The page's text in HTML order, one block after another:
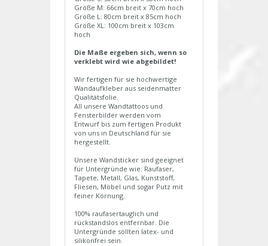
Größe M: 66cm breit x 70cm hoch
Größe L: 80cm breit x 85cm hoch
Größe XL: 100cm breit x 103cm
hoch
Die Maße ergeben sich, wenn so
verklebt wird wie abgebildet!
Wir fertigen für sie hochwertige
Wandaufkleber aus seidenmatter
Qualitätsfolie.
All unsere Wandtattoos und
Fensterbilder werden vom
Entwurf bis zum fertigen Produkt
von uns in Deutschland für sie
hergestellt.
Unsere Wandsticker sind geeignet
für Untergründe wie: Raufaser,
Tapete, Metall, Glas, Kunststoff,
Fliesen, Möbel und sogar Putz mit
feiner Körnung.
100% raufasertauglich und
rückstandslos entfernbar. Die
Untergründe sollten latex- und
silikonfrei sein.